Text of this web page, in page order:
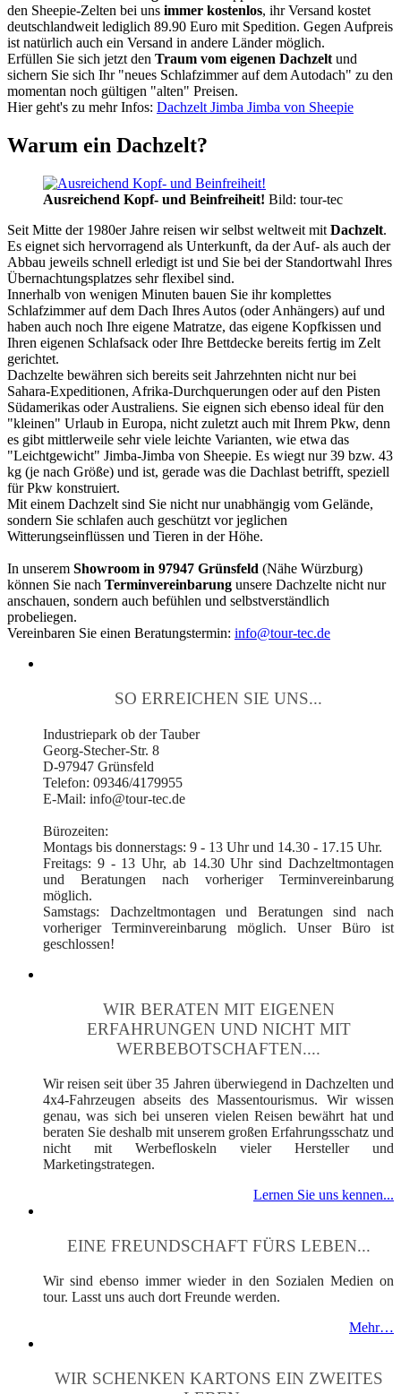
den Sheepie-Zelten bei uns immer kostenlos, ihr Versand kostet
deutschlandweit lediglich 89.90 Euro mit Spedition. Gegen Aufpreis
ist natürlich auch ein Versand in andere Länder möglich.
Erfüllen Sie sich jetzt den Traum vom eigenen Dachzelt und
sichern Sie sich Ihr "neues Schlafzimmer auf dem Autodach" zu den
momentan noch gültigen "alten" Preisen.
Hier geht's zu mehr Infos: Dachzelt Jimba Jimba von Sheepie
Warum ein Dachzelt?
Ausreichend Kopf- und Beinfreiheit! Bild: tour-tec
Seit Mitte der 1980er Jahre reisen wir selbst weltweit mit Dachzelt.
Es eignet sich hervorragend als Unterkunft, da der Auf- als auch der
Abbau jeweils schnell erledigt ist und Sie bei der Standortwahl Ihres
Übernachtungsplatzes sehr flexibel sind.
Innerhalb von wenigen Minuten bauen Sie ihr komplettes
Schlafzimmer auf dem Dach Ihres Autos (oder Anhängers) auf und
haben auch noch Ihre eigene Matratze, das eigene Kopfkissen und
Ihren eigenen Schlafsack oder Ihre Bettdecke bereits fertig im Zelt
gerichtet.
Dachzelte bewähren sich bereits seit Jahrzehnten nicht nur bei
Sahara-Expeditionen, Afrika-Durchquerungen oder auf den Pisten
Südamerikas oder Australiens. Sie eignen sich ebenso ideal für den
"kleinen" Urlaub in Europa, nicht zuletzt auch mit Ihrem Pkw, denn
es gibt mittlerweile sehr viele leichte Varianten, wie etwa das
"Leichtgewicht" Jimba-Jimba von Sheepie. Es wiegt nur 39 bzw. 43
kg (je nach Größe) und ist, gerade was die Dachlast betrifft, speziell
für Pkw konstruiert.
Mit einem Dachzelt sind Sie nicht nur unabhängig vom Gelände,
sondern Sie schlafen auch geschützt vor jeglichen
Witterungseinflüssen und Tieren in der Höhe.
In unserem Showroom in 97947 Grünsfeld (Nähe Würzburg)
können Sie nach Terminvereinbarung unsere Dachzelte nicht nur
anschauen, sondern auch befühlen und selbstverständlich
probeliegen.
Vereinbaren Sie einen Beratungstermin: info@tour-tec.de
SO ERREICHEN SIE UNS...
Industriepark ob der Tauber
Georg-Stecher-Str. 8
D-97947 Grünsfeld
Telefon: 09346/4179955
E-Mail: info@tour-tec.de
Bürozeiten:
Montags bis donnerstags: 9 - 13 Uhr und 14.30 - 17.15 Uhr.
Freitags: 9 - 13 Uhr, ab 14.30 Uhr sind Dachzeltmontagen
und Beratungen nach vorheriger Terminvereinbarung
möglich.
Samstags: Dachzeltmontagen und Beratungen sind nach
vorheriger Terminvereinbarung möglich. Unser Büro ist
geschlossen!
WIR BERATEN MIT EIGENEN
ERFAHRUNGEN UND NICHT MIT
WERBEBOTSCHAFTEN....
Wir reisen seit über 35 Jahren überwiegend in Dachzelten und
4x4-Fahrzeugen abseits des Massentourismus. Wir wissen
genau, was sich bei unseren vielen Reisen bewährt hat und
beraten Sie deshalb mit unserem großen Erfahrungsschatz und
nicht mit Werbefloskeln vieler Hersteller und
Marketingstrategen.
Lernen Sie uns kennen...
EINE FREUNDSCHAFT FÜRS LEBEN...
Wir sind ebenso immer wieder in den Sozialen Medien on
tour. Lasst uns auch dort Freunde werden.
Mehr…
WIR SCHENKEN KARTONS EIN ZWEITES